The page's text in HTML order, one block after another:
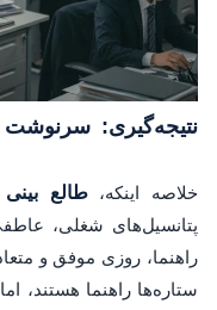
نتیجه‌گیری: سرنوشت
خلاصه اینکه،طالع بینی
پتانسیل‌های شغلی،
راهنما، روزی موفق و
ستاره‌ها راهنما هستند،